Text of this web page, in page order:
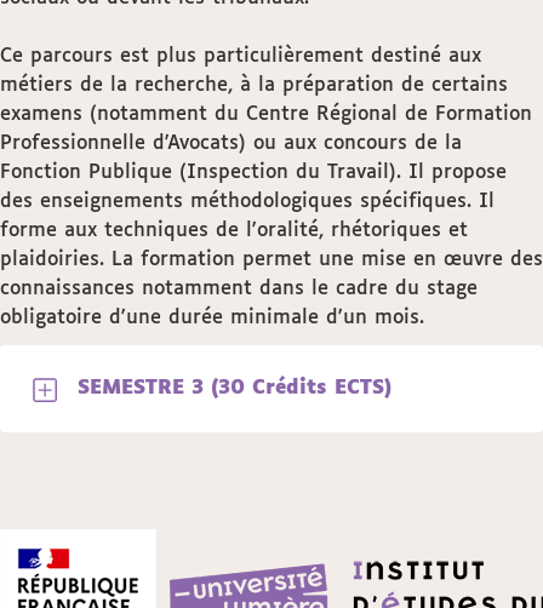
Ce parcours est plus particulièrement destiné aux
métiers de la recherche, à la préparation de certains
examens (notamment du Centre Régional de Formation
Professionnelle d'Avocats) ou aux concours de la
Fonction Publique (Inspection du Travail). Il propose
des enseignements méthodologiques spécifiques. Il
forme aux techniques de l'oralité, rhétoriques et
plaidoiries. La formation permet une mise en œuvre des
connaissances notamment dans le cadre du stage
obligatoire d'une durée minimale d'un mois.
SEMESTRE 3 (30 Crédits ECTS)